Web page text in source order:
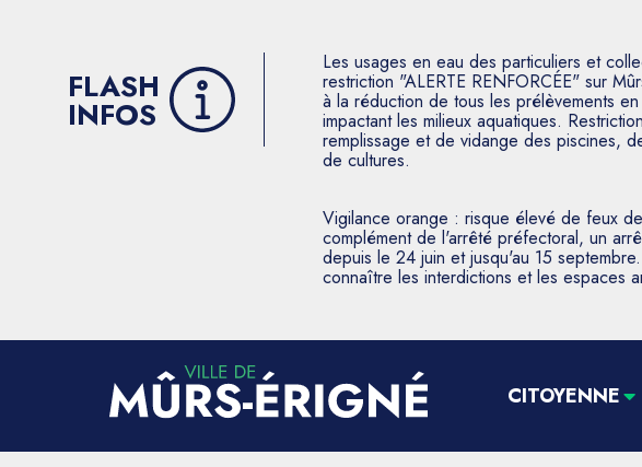
FLASH
INFOS
Les usages en eau des particuliers et
restriction "ALERTE RENFORCÉE" sur
à la réduction de tous les prélèvements
impactant les milieux aquatiques.
remplissage et de vidange des piscines,
de cultures.
Vigilance orange : risque élevé de feux
complément de l'arrêté préfectoral, un
depuis le 24 juin et jusqu'au 15
connaître les interdictions et les espaces
CITOYENNE